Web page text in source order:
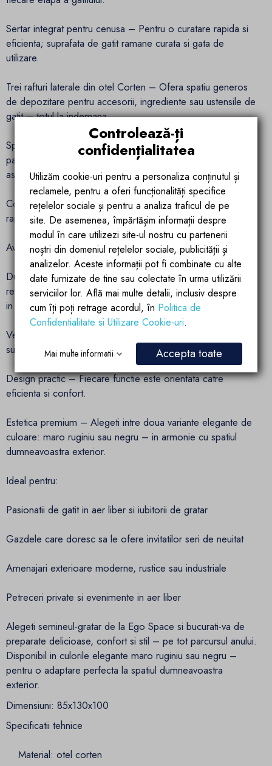
Sertar integrat pentru cenusa – Pentru o curatare rapida si
eficienta; suprafata de gatit ramane curata si gata de
utilizare.
Trei rafturi laterale din otel Corten – Ofera spatiu generos
de depozitare pentru accesorii, ingrediente sau ustensile de
gatit – totul la indemana.
Spatiu mare pentru depozitarea lemnelor – Permite
pastrarea ordonata a lemnelor de foc si contribuie la un
aspect general ingrijit.
Compartiment central pentru ustensile – Ideal pentru acces
rapid la cele mai importante instrumente de gatit.
Avantaje esentiale
Durabilitate exceptionala – Otelul Corten este extrem de
rezistent la intemperii, la coroziune si devine tot mai frumos
in timp datorita patinei sale naturale.
Versatilitate maxima – Potrivit atat pentru gratar, cat si ca
sursa de caldura atmosferica in serile racoroase.
Design practic – Fiecare functie este orientata catre
eficienta si confort.
Estetica premium – Alegeti intre doua variante elegante de
culoare: maro ruginiu sau negru – in armonie cu spatiul
dumneavoastra exterior.
Ideal pentru:
Pasionatii de gatit in aer liber si iubitorii de gratar
Gazdele care doresc sa le ofere invitatilor seri de neuitat
Amenajari exterioare moderne, rustice sau industriale
Petreceri private si evenimente in aer liber
Alegeti semineul-gratar de la Ego Space si bucurati-va de
preparate delicioase, confort si stil – pe tot parcursul anului.
Disponibil in culorile elegante maro ruginiu sau negru –
pentru o adaptare perfecta la spatiul dumneavoastra
exterior.
Dimensiuni: 85x130x100
Specificatii tehnice
Material: otel corten
Controlează-ți
confidențialitatea
Utilizăm cookie-uri pentru a personaliza conținutul și
reclamele, pentru a oferi funcționalități specifice
rețelelor sociale și pentru a analiza traficul de pe
site. De asemenea, împărtășim informații despre
modul în care utilizezi site-ul nostru cu partenerii
noștri din domeniul rețelelor sociale, publicității și
analizelor. Aceste informații pot fi combinate cu alte
date furnizate de tine sau colectate în urma utilizării
serviciilor lor. Află mai multe detalii, inclusiv despre
cum îți poți retrage acordul, în Politica de
Confidentialitate si Utilizare Cookie-uri.
Mai multe informatii Accepta toate